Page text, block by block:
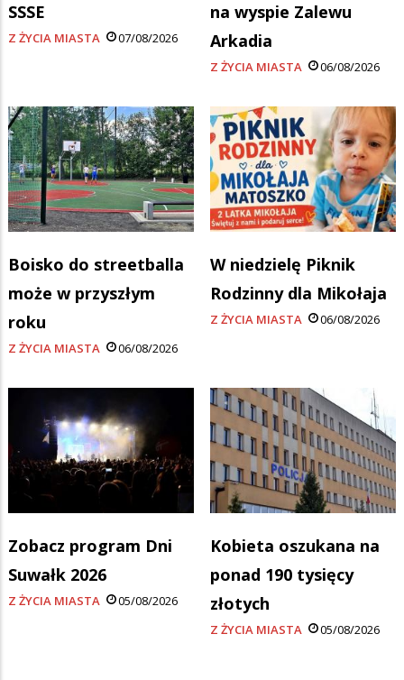
SSSE
Z ŻYCIA MIASTA 07/08/2026
na wyspie Zalewu
Arkadia
Z ŻYCIA MIASTA 06/08/2026
Boisko do streetballa
może w przyszłym
roku
Z ŻYCIA MIASTA 06/08/2026
W niedzielę Piknik
Rodzinny dla Mikołaja
Z ŻYCIA MIASTA 06/08/2026
Zobacz program Dni
Suwałk 2026
Z ŻYCIA MIASTA 05/08/2026
Kobieta oszukana na
ponad 190 tysięcy
złotych
Z ŻYCIA MIASTA 05/08/2026